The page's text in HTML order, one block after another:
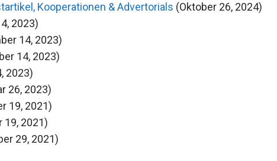
Kooperationen & Advertorials (Oktober 26, 2024)
2023)
14, 2023)
14, 2023)
2023)
26, 2023)
19, 2021)
19, 2021)
29, 2021)